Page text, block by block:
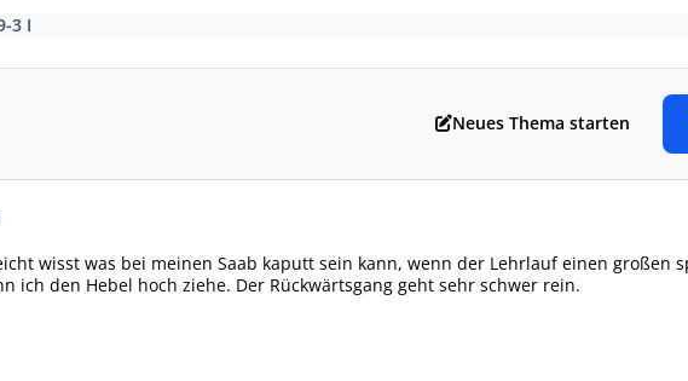
3 I
Neues Thema starten
wisst was bei meinen Saab kaputt sein kann, wenn der Lehrlauf einen großen
ich den Hebel hoch ziehe. Der Rückwärtsgang geht sehr schwer rein.